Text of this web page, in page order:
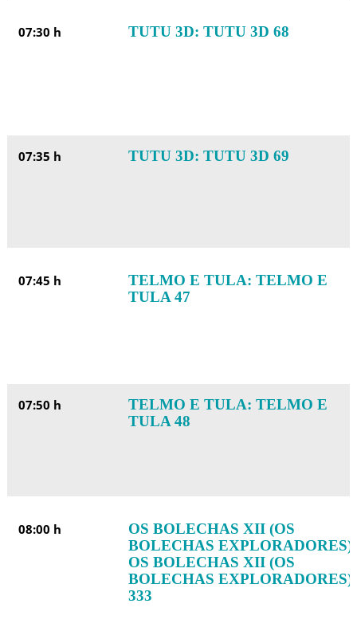
07:30 h TUTU 3D: TUTU 3D 68
07:35 h TUTU 3D: TUTU 3D 69
07:45 h
TELMO E TULA: TELMO E
TULA 47
07:50 h
TELMO E TULA: TELMO E
TULA 48
08:00 h
OS BOLECHAS XII (OS
BOLECHAS EXPLORADORES):
OS BOLECHAS XII (OS
BOLECHAS EXPLORADORES)
333